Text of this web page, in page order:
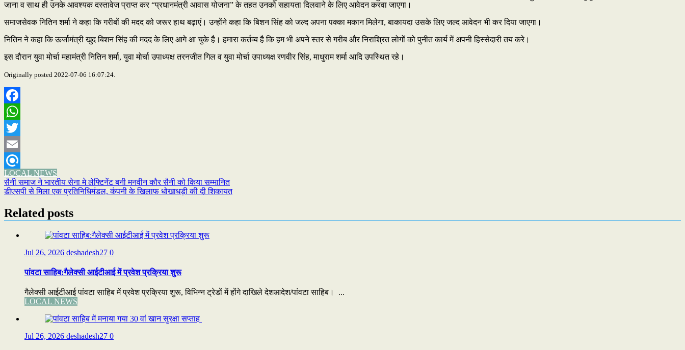
जाना व साथ ही उनके आवश्यक दस्तावेज प्राप्त कर “प्रधानमंत्री आवास योजना” के तहत उनको सहायता दिलवाने के लिए आवेदन करवा जाएगा।
समाजसेवक नितिन शर्मा ने कहा कि गरीबों की मदद को जरूर हाथ बढ़ाएं। उन्होंने कहा कि बिशन सिंह को जल्द अपना पक्का मकान मिलेगा, बाकायदा उसके लिए जल्द आवेदन भी कर दिया जाएगा।
नितिन ने कहा कि ऊर्जामंत्री खुद बिशन सिंह की मदद के लिए आगे आ चुके है। हमारा कर्तव्य है कि हम भी अपने स्तर से गरीब और निराश्रित लोगों को पुनीत कार्य में अपनी हिस्सेदारी तय करे।
इस दौरान युवा मोर्चा महामंत्री नितिन शर्मा, युवा मोर्चा उपाध्यक्ष तरनजीत गिल व युवा मोर्चा उपाध्यक्ष रणवीर सिंह, माधुराम शर्मा आदि उपस्थित रहे।
Originally posted 2022-07-06 16:07:24.
Facebook
WhatsApp
Twitter
Email
Refind
LOCAL NEWS
Post
navigation
सैनी समाज ने भारतीय सेना मे लेफ्टिनेंट बनी मनवीन कौर सैनी को किया सम्मानित
डीएसपी से मिला एक प्रतिनिधिमंडल, कंपनी के खिलाफ धोखाधड़ी की दी शिकायत
Related posts
Jul 26, 2026 deshadesh27 0
पांवटा साहिब:गैलेक्सी आईटीआई में प्रवेश प्रक्रिया शुरू
गैलेक्सी आईटीआई पांवटा साहिब में प्रवेश प्रक्रिया शुरू, विभिन्न ट्रेडों में होंगे दाखिले देशआदेश/पांवटा साहिब। ...
LOCAL NEWS
Jul 26, 2026 deshadesh27 0